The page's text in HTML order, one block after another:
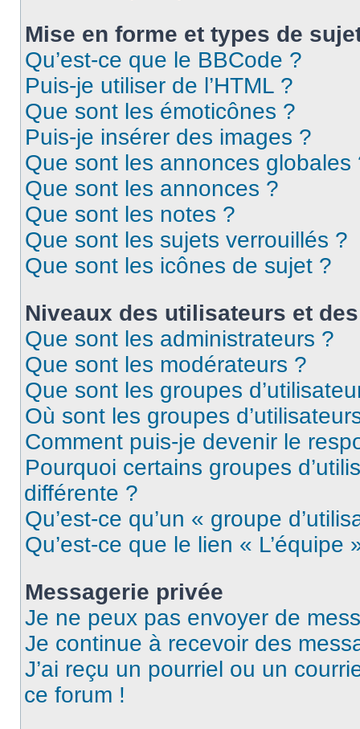
Mise en forme et types de
Qu’est-ce que le BBCode ?
Puis-je utiliser de l’HTML ?
Que sont les émoticônes ?
Puis-je insérer des images ?
Que sont les annonces globales
Que sont les annonces ?
Que sont les notes ?
Que sont les sujets verrouillés ?
Que sont les icônes de sujet ?
Niveaux des utilisateurs et
Que sont les administrateurs ?
Que sont les modérateurs ?
Que sont les groupes
Où sont les groupes
Comment puis-je devenir le
Pourquoi certains groupes
différente ?
Qu’est-ce qu’un « groupe
Qu’est-ce que le lien « L’équipe
Messagerie privée
Je ne peux pas envoyer de
Je continue à recevoir des
J’ai reçu un pourriel ou un
ce forum !